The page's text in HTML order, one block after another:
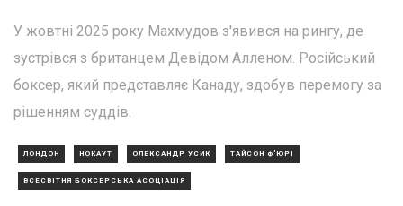
У жовтні 2025 року Махмудов з'явився на рингу, де
зустрівся з британцем Девідом Алленом. Російський
боксер, який представляє Канаду, здобув перемогу за
рішенням суддів.
ЛОНДОН НОКАУТ ОЛЕКСАНДР УСИК ТАЙСОН Ф'ЮРІ
ВСЕСВІТНЯ БОКСЕРСЬКА АСОЦІАЦІЯ